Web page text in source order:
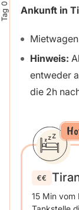
Tag 0 Ankunft in
Hinweis:
entweder
die 2h
15 Min vom